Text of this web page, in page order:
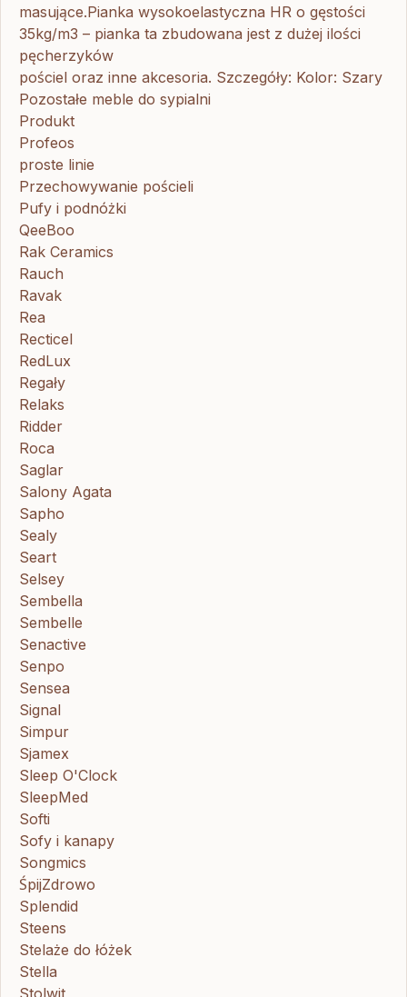
masujące.Pianka wysokoelastyczna HR o gęstości
35kg/m3 – pianka ta zbudowana jest z dużej ilości
pęcherzyków
pościel oraz inne akcesoria. Szczegóły: Kolor: Szary
Pozostałe meble do sypialni
Produkt
Profeos
proste linie
Przechowywanie pościeli
Pufy i podnóżki
QeeBoo
Rak Ceramics
Rauch
Ravak
Rea
Recticel
RedLux
Regały
Relaks
Ridder
Roca
Saglar
Salony Agata
Sapho
Sealy
Seart
Selsey
Sembella
Sembelle
Senactive
Senpo
Sensea
Signal
Simpur
Sjamex
Sleep O'Clock
SleepMed
Softi
Sofy i kanapy
Songmics
ŚpijZdrowo
Splendid
Steens
Stelaże do łóżek
Stella
Stolwit